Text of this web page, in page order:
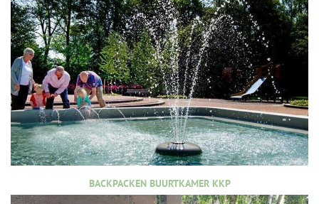
BACKPACKEN BUURTKAMER KKP